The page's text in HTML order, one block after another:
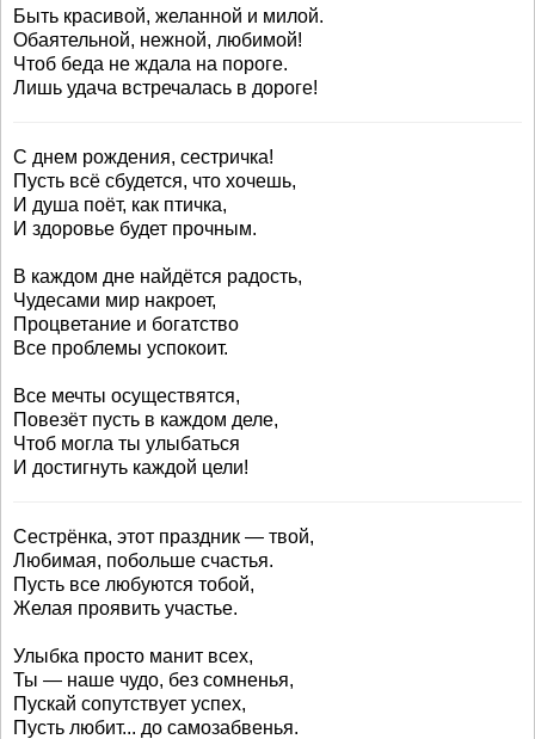
Быть красивой, желанной и милой.
Обаятельной, нежной, любимой!
Чтоб беда не ждала на пороге.
Лишь удача встречалась в дороге!
С днем рождения, сестричка!
Пусть всё сбудется, что хочешь,
И душа поёт, как птичка,
И здоровье будет прочным.
В каждом дне найдётся радость,
Чудесами мир накроет,
Процветание и богатство
Все проблемы успокоит.
Все мечты осуществятся,
Повезёт пусть в каждом деле,
Чтоб могла ты улыбаться
И достигнуть каждой цели!
Сестрёнка, этот праздник — твой,
Любимая, побольше счастья.
Пусть все любуются тобой,
Желая проявить участье.
Улыбка просто манит всех,
Ты — наше чудо, без сомненья,
Пускай сопутствует успех,
Пусть любит... до самозабвенья.